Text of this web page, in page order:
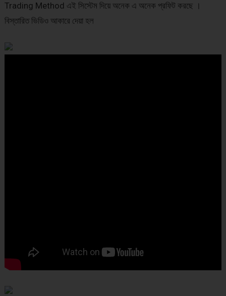
Trading Method এই সিস্টেম দিয়ে অনেক এ অনেক প্রফিট করছে ।
বিস্তারিত ভিডিও আকারে দেয়া হল